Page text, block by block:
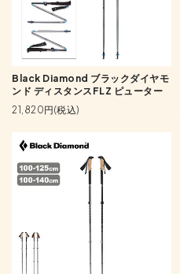
Black Diamond ブラックダイヤモ
ンド ディスタンスFLZ ピューター
21,820円(税込)